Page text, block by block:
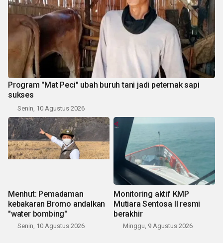
Program "Mat Peci" ubah buruh tani jadi peternak sapi
sukses
Senin, 10 Agustus 2026
Menhut: Pemadaman
kebakaran Bromo andalkan
"water bombing"
Senin, 10 Agustus 2026
Monitoring aktif KMP
Mutiara Sentosa II resmi
berakhir
Minggu, 9 Agustus 2026